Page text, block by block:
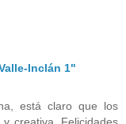
Inclán 1"
está claro que los